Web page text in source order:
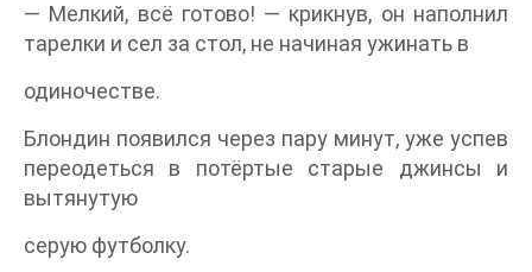
— Мелкий, всё готово! — крикнув, он наполнил
тарелки и сел за стол, не начиная ужинать в
одиночестве.
Блондин появился через пару минут, уже успев
переодеться в потёртые старые джинсы и
вытянутую
серую футболку.